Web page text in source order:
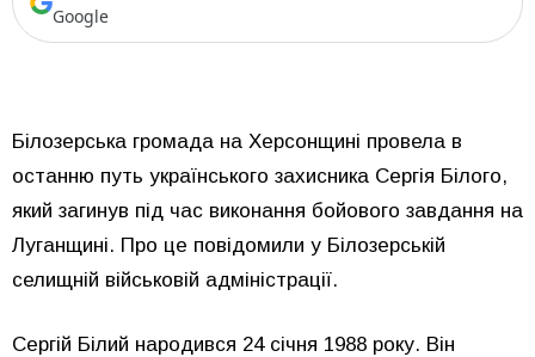
Google
Білозерська громада на Херсонщині провела в
останню путь українського захисника Сергія Білого,
який загинув під час виконання бойового завдання на
Луганщині. Про це повідомили у Білозерській
селищній військовій адміністрації.
Сергій Білий народився 24 січня 1988 року. Він